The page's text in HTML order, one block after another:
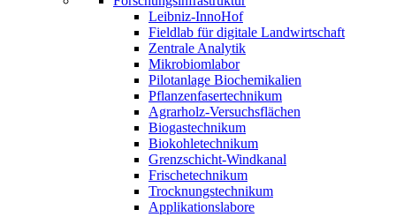
Leibniz-InnoHof
Fieldlab für digitale Landwirtschaft
Zentrale Analytik
Mikrobiomlabor
Pilotanlage Biochemikalien
Pflanzenfasertechnikum
Agrarholz-Versuchsflächen
Biogastechnikum
Biokohletechnikum
Grenzschicht-Windkanal
Frischetechnikum
Trocknungstechnikum
Applikationslabore